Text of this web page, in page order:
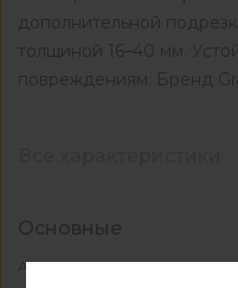
дополнительной
толщиной 16–40 мм.
повреждениям. Бренд
Основные
Артикул